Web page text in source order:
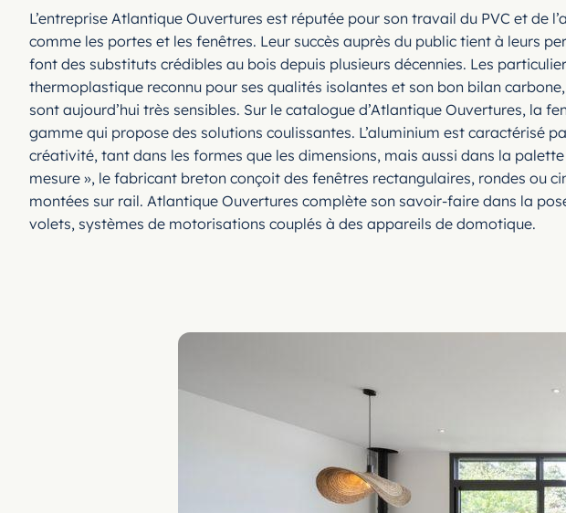
L’entreprise Atlantique Ouvertures est réputée pour son travail du PVC et de
comme les portes et les fenêtres. Leur succès auprès du public tient à leurs
font des substituts crédibles au bois depuis plusieurs décennies. Les
thermoplastique reconnu pour ses qualités isolantes et son bon bilan
sont aujourd’hui très sensibles. Sur le catalogue d’Atlantique Ouvertures, la
gamme qui propose des solutions coulissantes. L’aluminium est caractérisé
créativité, tant dans les formes que les dimensions, mais aussi dans la
mesure », le fabricant breton conçoit des fenêtres rectangulaires, rondes ou
montées sur rail. Atlantique Ouvertures complète son savoir-faire dans la
volets, systèmes de motorisations couplés à des appareils de domotique.